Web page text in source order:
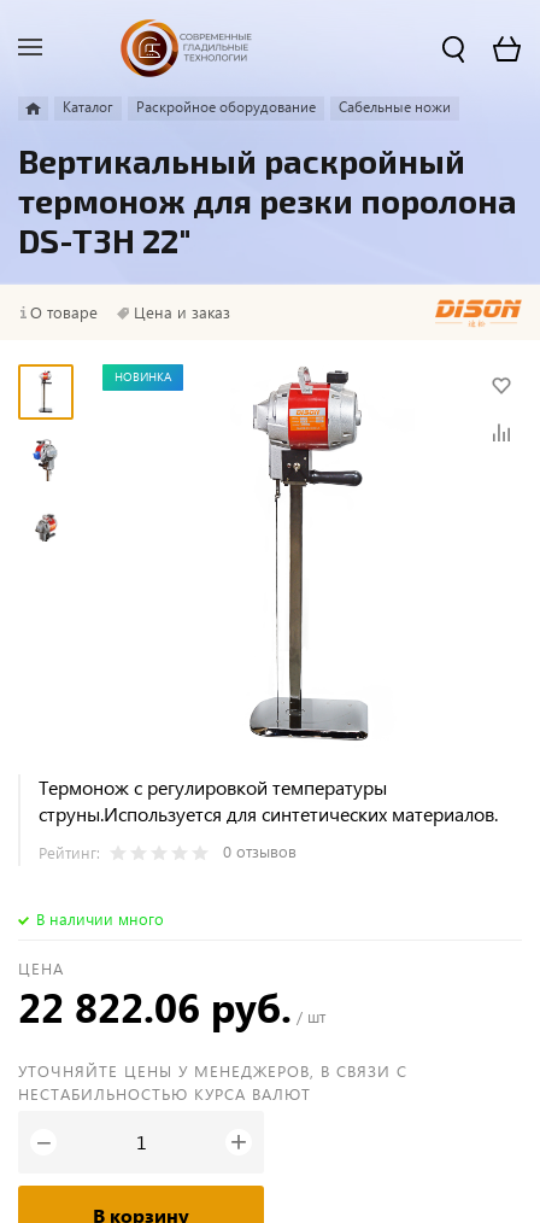
Каталог Раскройное оборудование Сабельные ножи
Вертикальный раскройный
термонож для резки поролона
DS-T3H 22"
О товаре Цена и заказ
НОВИНКА
Термонож с регулировкой температуры
струны.Используется для синтетических материалов.
Рейтинг: 0 отзывов
В наличии много
ЦЕНА
22 822.06 руб. / шт
УТОЧНЯЙТЕ ЦЕНЫ У МЕНЕДЖЕРОВ, В СВЯЗИ С
НЕСТАБИЛЬНОСТЬЮ КУРСА ВАЛЮТ
− +
В корзину